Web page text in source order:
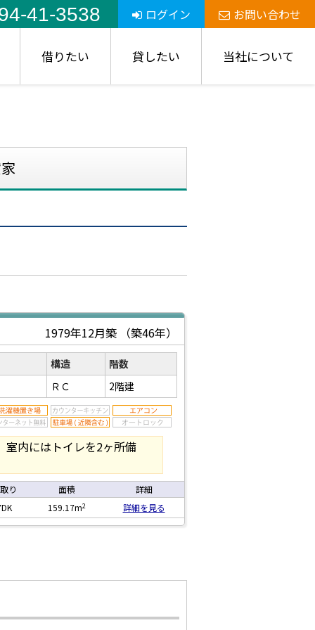
41-3538 ログイン お問い合わせ
借りたい 貸したい 当社について
1979年12月築 （築46年）
構造
階数
ＲＣ 2階建
室内にはトイレを2ヶ所備
り 面積
詳細
159.17m2 詳細を見る